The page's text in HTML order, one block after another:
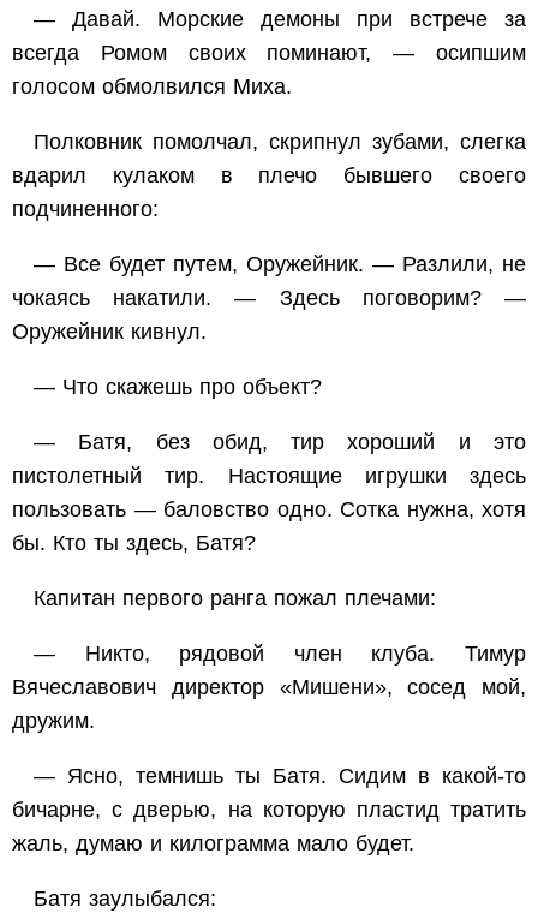
— Давай. Морские демоны при встрече за
всегда Ромом своих поминают, — осипшим
голосом обмолвился Миха.
Полковник помолчал, скрипнул зубами, слегка
вдарил кулаком в плечо бывшего своего
подчиненного:
— Все будет путем, Оружейник. — Разлили, не
чокаясь накатили. — Здесь поговорим? —
Оружейник кивнул.
— Что скажешь про объект?
— Батя, без обид, тир хороший и это
пистолетный тир. Настоящие игрушки здесь
пользовать — баловство одно. Сотка нужна, хотя
бы. Кто ты здесь, Батя?
Капитан первого ранга пожал плечами:
— Никто, рядовой член клуба. Тимур
Вячеславович директор «Мишени», сосед мой,
дружим.
— Ясно, темнишь ты Батя. Сидим в какой-то
бичарне, с дверью, на которую пластид тратить
жаль, думаю и килограмма мало будет.
Батя заулыбался: